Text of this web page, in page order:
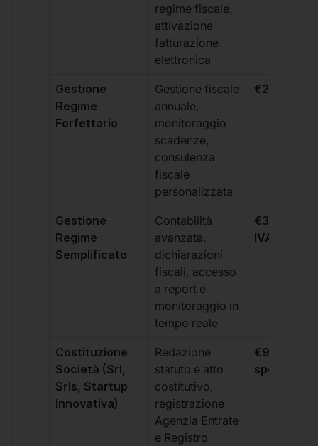
regime fiscale,
attivazione
fatturazione
elettronica
Gestione
Regime
Forfettario
Gestione fiscale
annuale,
monitoraggio
scadenze,
consulenza
fiscale
personalizzata
€264 +
Gestione
Regime
Semplificato
Contabilità
avanzata,
dichiarazioni
fiscali, accesso
a report e
monitoraggio in
tempo reale
€333 +
IVA/
Costituzione
Società (Srl,
Srls, Startup
Innovativa)
Redazione
statuto e atto
costitutivo,
registrazione
Agenzia Entrate
e Registro
€99 + IVA
spese